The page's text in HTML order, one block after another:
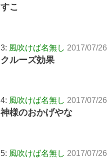
すこ
3: 風吹けば名無し 2017/07/
クルーズ効果
4: 風吹けば名無し 2017/07/
神様のおかげやな
5: 風吹けば名無し 2017/07/